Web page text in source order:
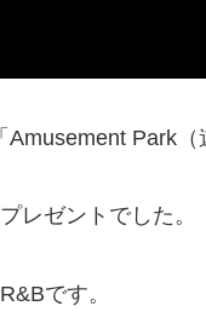
Park（
レゼントでした。
です。